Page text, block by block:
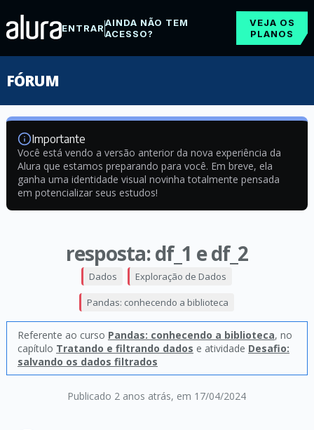
ENTRARAINDA NÃO TEM
ACESSO?
VEJA OS
PLANOS
FÓRUM
Importante
Você está vendo a versão anterior da nova experiência da
Alura que estamos preparando para você. Em breve, ela
ganha uma identidade visual novinha totalmente pensada
em potencializar seus estudos!
resposta: df_1 e df_2
Publicado 2 anos atrás, em 17/04/2024
Dados Exploração de Dados
Pandas: conhecendo a biblioteca
Referente ao curso Pandas: conhecendo a biblioteca, no
capítulo Tratando e filtrando dados e atividade Desafio:
salvando os dados filtrados